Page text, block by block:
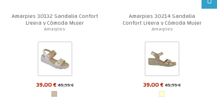
Amarpies 30132 Sandalia Confort
Ligera y Cómoda Mujer
Amarpies
39,00 €45,95 €
Amarpies 30214 Sandalia
Confort Ligera y Cómoda Mujer
Amarpies
39,00 €45,95 €